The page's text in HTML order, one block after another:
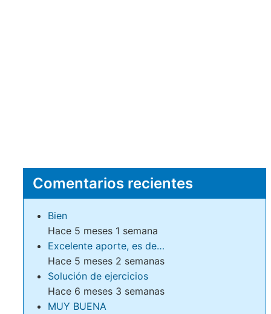
Comentarios recientes
Bien
Hace 5 meses 1 semana
Excelente aporte, es de…
Hace 5 meses 2 semanas
Solución de ejercicios
Hace 6 meses 3 semanas
MUY BUENA